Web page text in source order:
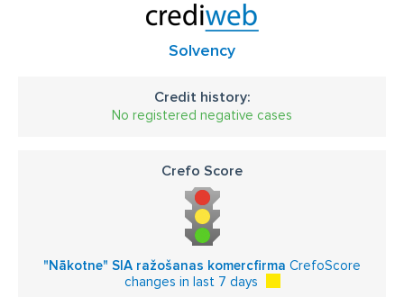
Solvency
Credit history:
No registered negative cases
Crefo Score
"Nākotne" SIA ražošanas komercfirma CrefoScore
changes in last 7 days